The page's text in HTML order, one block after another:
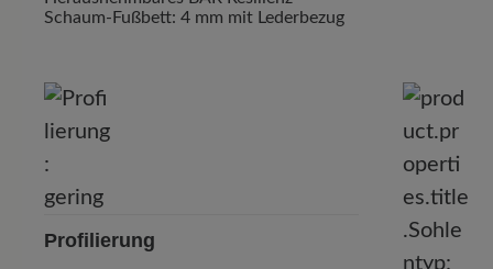
Schaum-Fußbett: 4 mm mit Lederbezug
Profilierung